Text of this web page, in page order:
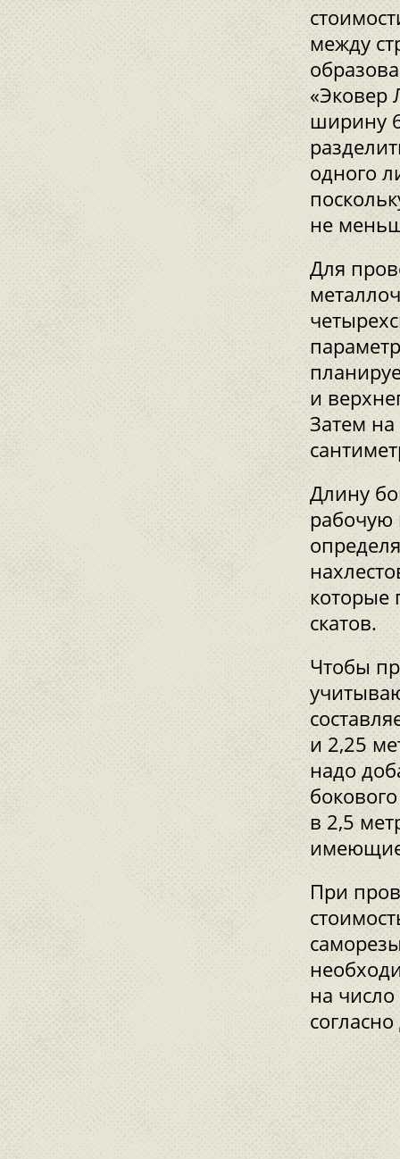
между
«Эковер
ширину
одного
не
Для
и
Затем
Длину
рабочую
которые
скатов.
Чтобы
и 2,25
надо
в 2,5
При
на